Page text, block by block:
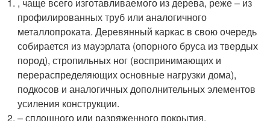
, чаще всего изготавливаемого из дерева, реже – из
профилированных труб или аналогичного
металлопроката. Деревянный каркас в свою очередь
собирается из мауэрлата (опорного бруса из твердых
пород), стропильных ног (воспринимающих и
перераспределяющих основные нагрузки дома),
подкосов и аналогичных дополнительных элементов
усиления конструкции.
– сплошного или разряженного покрытия,